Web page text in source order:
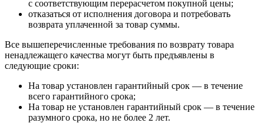
с соответствующим перерасчетом покупной цены;
отказаться от исполнения договора и потребовать
возврата уплаченной за товар суммы.
Все вышеперечисленные требования по возврату товара
ненадлежащего качества могут быть предъявлены в
следующие сроки:
На товар установлен гарантийный срок — в течение
всего гарантийного срока;
На товар не установлен гарантийный срок — в течение
разумного срока, но не более 2 лет.